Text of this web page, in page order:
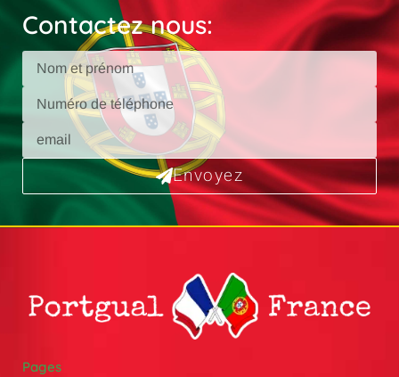
Contactez nous:
Envoyez
Pages